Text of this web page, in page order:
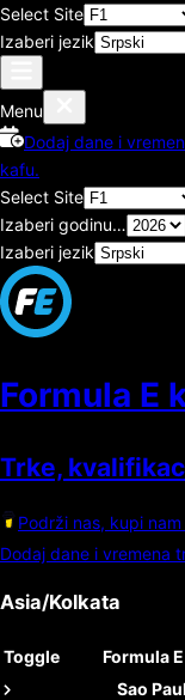
Select Site
Izaberi jezik
Menu
Dodaj dane i
kafu.
Select Site
Izaberi godinu…
Izaberi jezik
Formula E
Trke,
Podrži nas, kupi
Dodaj dane i vremena
Asia/Kolkata
Toggle Formula
Sao